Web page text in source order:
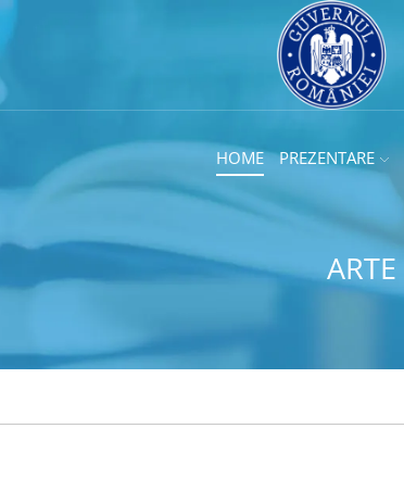
HOME PREZENTARE
ARTE